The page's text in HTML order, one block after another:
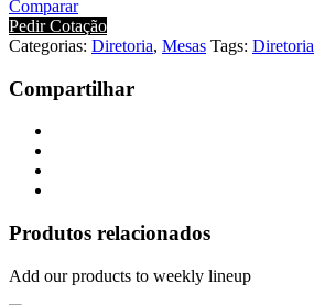
Comparar
Pedir Cotação
Categorias: Diretoria, Mesas Tags: Diretoria
Compartilhar
Produtos relacionados
Add our products to weekly lineup